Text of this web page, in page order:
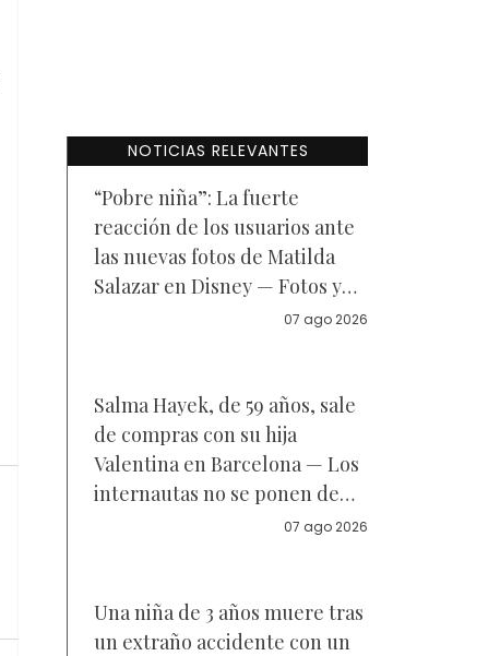
NOTICIAS RELEVANTES
“Pobre niña”: La fuerte
reacción de los usuarios ante
las nuevas fotos de Matilda
Salazar en Disney — Fotos y
07 ago 2026
Salma Hayek, de 59 años, sale
de compras con su hija
Valentina en Barcelona — Los
internautas no se ponen de
acuerdo sobre a quién se07 ago 2026
Una niña de 3 años muere tras
un extraño accidente con un